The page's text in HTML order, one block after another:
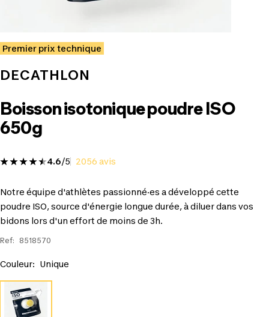
Premier prix technique
DECATHLON
Boisson isotonique poudre ISO
650g
4.6/5 2056 avis
Notre équipe d'athlètes passionné·es a développé cette
poudre ISO, source d'énergie longue durée, à diluer dans vos
bidons lors d'un effort de moins de 3h.
Ref: 8518570
Couleur: Unique